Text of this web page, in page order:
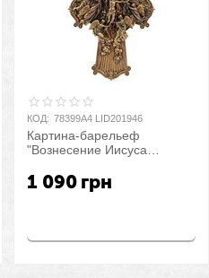
КОД: 78399A4 LID201946
Картина-барельеф
"Вознесение Иисуса
VERONESE
1 090 грн